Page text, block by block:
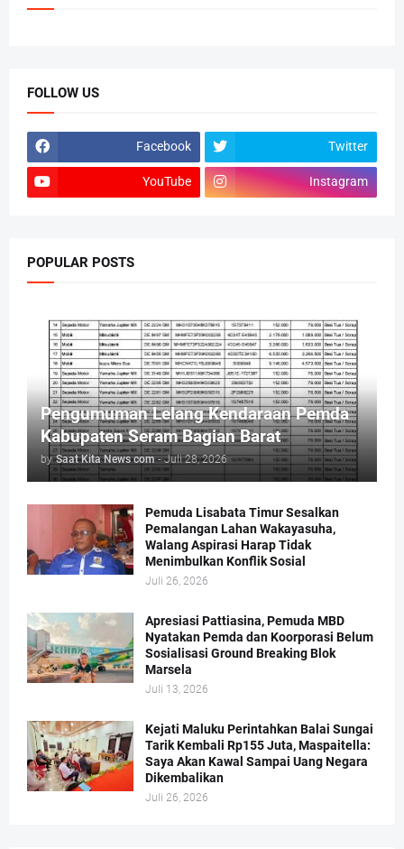
FOLLOW US
Facebook Twitter
YouTube Instagram
POPULAR POSTS
Pengumuman Lelang Kendaraan Pemda
Kabupaten Seram Bagian Barat
by Saat Kita News com - Juli 28, 2026
Pemuda Lisabata Timur Sesalkan
Pemalangan Lahan Wakayasuha,
Walang Aspirasi Harap Tidak
Menimbulkan Konflik Sosial
Juli 26, 2026
Apresiasi Pattiasina, Pemuda MBD
Nyatakan Pemda dan Koorporasi Belum
Sosialisasi Ground Breaking Blok
Marsela
Juli 13, 2026
Kejati Maluku Perintahkan Balai Sungai
Tarik Kembali Rp155 Juta, Maspaitella:
Saya Akan Kawal Sampai Uang Negara
Dikembalikan
Juli 26, 2026